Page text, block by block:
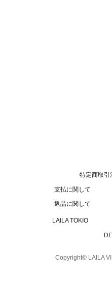
特定商取引
支払に関して
返品に関して
LAILA TOKIO
Copyright© LAILA